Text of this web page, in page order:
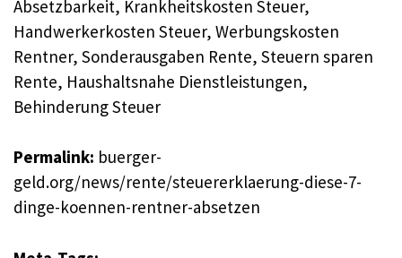
Absetzbarkeit, Krankheitskosten Steuer,
Handwerkerkosten Steuer, Werbungskosten
Rentner, Sonderausgaben Rente, Steuern sparen
Rente, Haushaltsnahe Dienstleistungen,
Behinderung Steuer
Permalink: buerger-
geld.org/news/rente/steuererklaerung-diese-7-
dinge-koennen-rentner-absetzen